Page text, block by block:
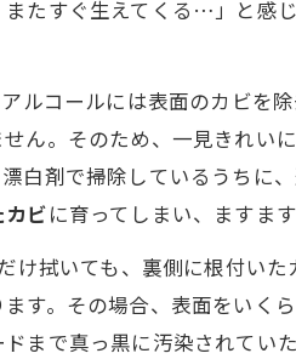
たすぐ生えてくる…」と感
ルコールには表面のカビを
ん。そのため、一見きれ
白剤で掃除しているうちに
ビに育ってしまい、ますま
け拭いても、裏側に根付い
す。その場合、表面をいく
まで真っ黒に汚染されてい